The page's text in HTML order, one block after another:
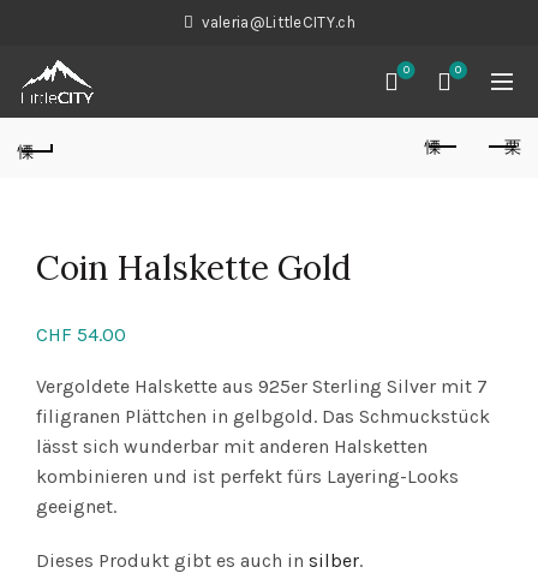
valeria@LittleCITY.ch
0 0
Coin Halskette Gold
CHF 54.00
Vergoldete Halskette aus 925er Sterling Silver mit 7
filigranen Plättchen in gelbgold. Das Schmuckstück
lässt sich wunderbar mit anderen Halsketten
kombinieren und ist perfekt fürs Layering-Looks
geeignet.
Dieses Produkt gibt es auch in silber.